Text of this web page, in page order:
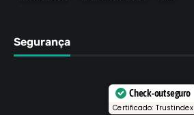
Segurança
Check-out seguro
Certificado: Trustindex